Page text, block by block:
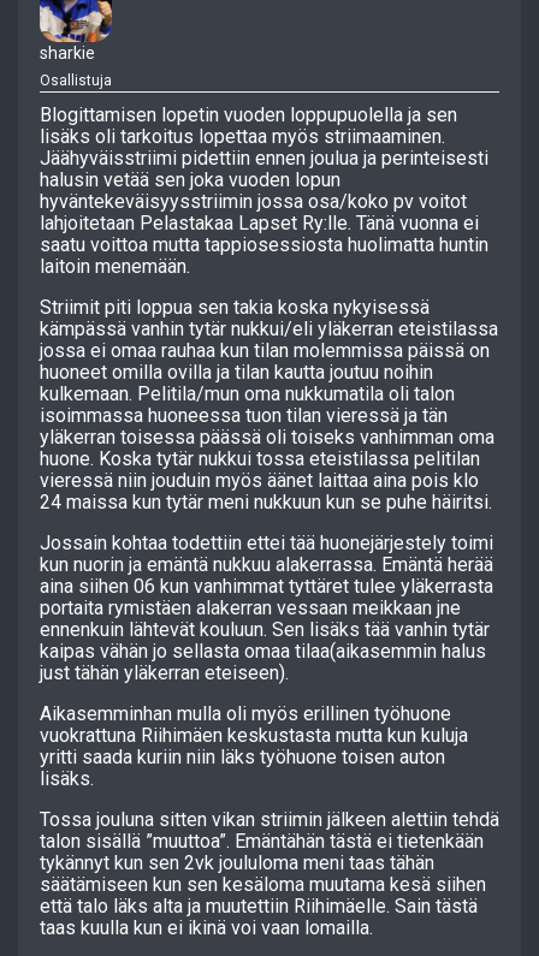
sharkie
Osallistuja
Blogittamisen lopetin vuoden loppupuolella ja sen
lisäks oli tarkoitus lopettaa myös striimaaminen.
Jäähyväisstriimi pidettiin ennen joulua ja perinteisesti
halusin vetää sen joka vuoden lopun
hyväntekeväisyysstriimin jossa osa/koko pv voitot
lahjoitetaan Pelastakaa Lapset Ry:lle. Tänä vuonna ei
saatu voittoa mutta tappiosessiosta huolimatta huntin
laitoin menemään.
Striimit piti loppua sen takia koska nykyisessä
kämpässä vanhin tytär nukkui/eli yläkerran eteistilassa
jossa ei omaa rauhaa kun tilan molemmissa päissä on
huoneet omilla ovilla ja tilan kautta joutuu noihin
kulkemaan. Pelitila/mun oma nukkumatila oli talon
isoimmassa huoneessa tuon tilan vieressä ja tän
yläkerran toisessa päässä oli toiseks vanhimman oma
huone. Koska tytär nukkui tossa eteistilassa pelitilan
vieressä niin jouduin myös äänet laittaa aina pois klo
24 maissa kun tytär meni nukkuun kun se puhe häiritsi.
Jossain kohtaa todettiin ettei tää huonejärjestely toimi
kun nuorin ja emäntä nukkuu alakerrassa. Emäntä herää
aina siihen 06 kun vanhimmat tyttäret tulee yläkerrasta
portaita rymistäen alakerran vessaan meikkaan jne
ennenkuin lähtevät kouluun. Sen lisäks tää vanhin tytär
kaipas vähän jo sellasta omaa tilaa(aikasemmin halus
just tähän yläkerran eteiseen).
Aikasemminhan mulla oli myös erillinen työhuone
vuokrattuna Riihimäen keskustasta mutta kun kuluja
yritti saada kuriin niin läks työhuone toisen auton
lisäks.
Tossa jouluna sitten vikan striimin jälkeen alettiin tehdä
talon sisällä ”muuttoa”. Emäntähän tästä ei tietenkään
tykännyt kun sen 2vk joululoma meni taas tähän
säätämiseen kun sen kesäloma muutama kesä siihen
että talo läks alta ja muutettiin Riihimäelle. Sain tästä
taas kuulla kun ei ikinä voi vaan lomailla.